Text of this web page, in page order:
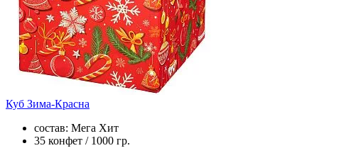
Куб Зима-Красна
состав: Мега Хит
35 конфет / 1000 гр.